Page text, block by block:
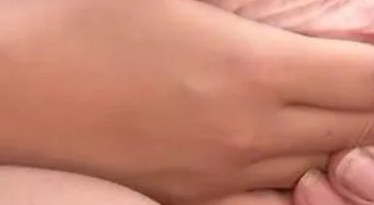
Compartir
Los análisis de la mortalidad
vivimos más años
. Concretamente en
supera los 80. Ha habido varios